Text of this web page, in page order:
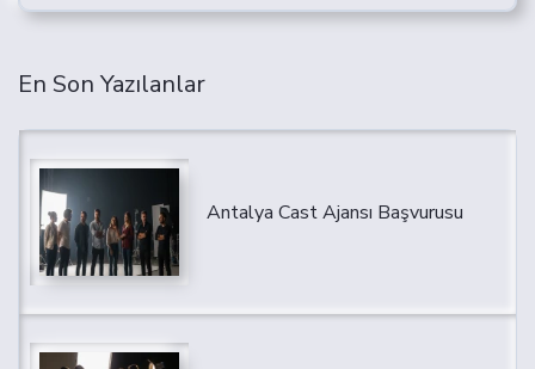
En Son Yazılanlar
Antalya Cast Ajansı Başvurusu